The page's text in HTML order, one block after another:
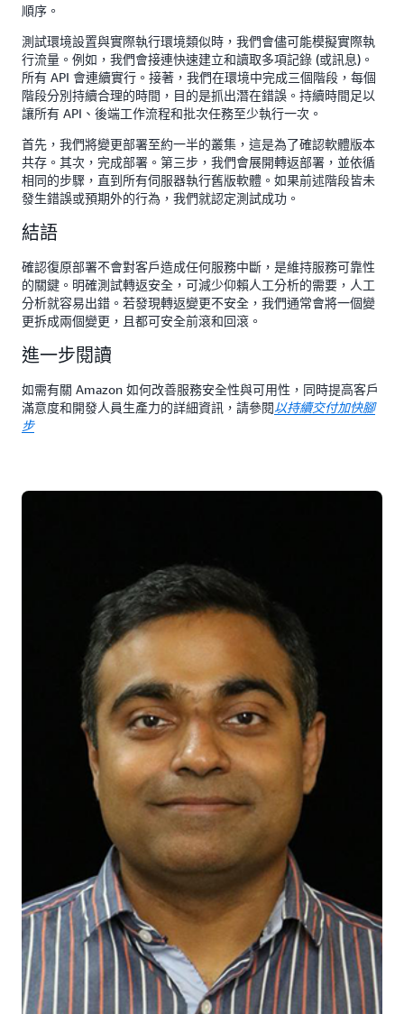
順序。
測試環境設置與實際執行環境類似時，我們會儘可能模擬實際執
行流量。例如，我們會接連快速建立和讀取多項記錄 (或訊息)。
所有 API 會連續實行。接著，我們在環境中完成三個階段，每個
階段分別持續合理的時間，目的是抓出潛在錯誤。持續時間足以
讓所有 API、後端工作流程和批次任務至少執行一次。
首先，我們將變更部署至約一半的叢集，這是為了確認軟體版本
共存。其次，完成部署。第三步，我們會展開轉返部署，並依循
相同的步驟，直到所有伺服器執行舊版軟體。如果前述階段皆未
發生錯誤或預期外的行為，我們就認定測試成功。
結語
確認復原部署不會對客戶造成任何服務中斷，是維持服務可靠性
的關鍵。明確測試轉返安全，可減少仰賴人工分析的需要，人工
分析就容易出錯。若發現轉返變更不安全，我們通常會將一個變
更拆成兩個變更，且都可安全前滾和回滾。
進一步閱讀
如需有關 Amazon 如何改善服務安全性與可用性，同時提高客戶
滿意度和開發人員生產力的詳細資訊，請參閱以持續交付加快腳
步